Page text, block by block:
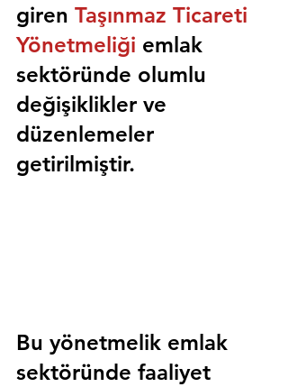
giren Taşınmaz Ticareti
Yönetmeliği emlak
sektöründe olumlu
değişiklikler ve
düzenlemeler
getirilmiştir.
Bu yönetmelik emlak
sektöründe faaliyet